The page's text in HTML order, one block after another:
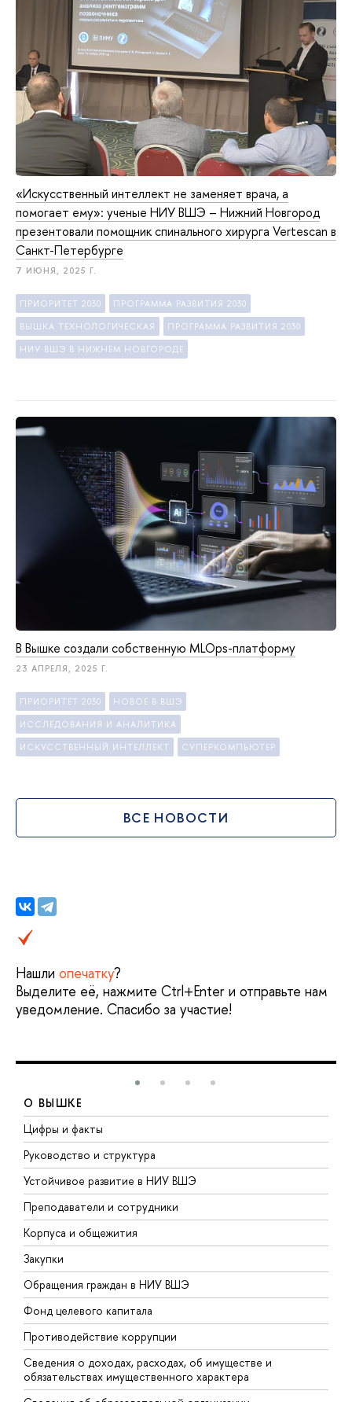
«Искусственный интеллект не заменяет врача, а
помогает ему»: ученые НИУ ВШЭ – Нижний Новгород
презентовали помощник спинального хирурга Vertescan в
Санкт-Петербурге
7 ИЮНЯ, 2025 Г.
ПРИОРИТЕТ 2030 ПРОГРАММА РАЗВИТИЯ 2030
ВЫШКА ТЕХНОЛОГИЧЕСКАЯ ПРОГРАММА РАЗВИТИЯ 2030
НИУ ВШЭ В НИЖНЕМ НОВГОРОДЕ
В Вышке создали собственную MLOps-платформу
23 АПРЕЛЯ, 2025 Г.
ПРИОРИТЕТ 2030 НОВОЕ В ВШЭ
ИССЛЕДОВАНИЯ И АНАЛИТИКА
ИСКУССТВЕННЫЙ ИНТЕЛЛЕКТ СУПЕРКОМПЬЮТЕР
ВСЕ НОВОСТИ
Нашли опечатку?
Выделите её, нажмите Ctrl+Enter и отправьте нам
уведомление. Спасибо за участие!
О ВЫШКЕ
Цифры и факты
Руководство и структура
Устойчивое развитие в НИУ ВШЭ
Преподаватели и сотрудники
Корпуса и общежития
Закупки
Обращения граждан в НИУ ВШЭ
Фонд целевого капитала
Противодействие коррупции
Сведения о доходах, расходах, об имуществе и
обязательствах имущественного характера